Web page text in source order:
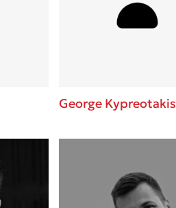
George Kypreotakis